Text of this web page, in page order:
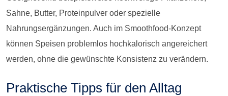
Sahne, Butter, Proteinpulver oder spezielle
Nahrungsergänzungen. Auch im Smoothfood-Konzept
können Speisen problemlos hochkalorisch angereichert
werden, ohne die gewünschte Konsistenz zu verändern.
Praktische Tipps für den Alltag